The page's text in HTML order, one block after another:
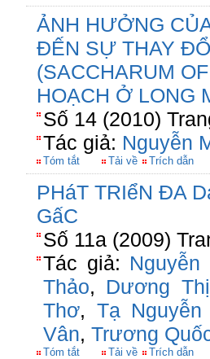
ẢNH HƯỞNG
ĐẾN SỰ THAY
(SACCHARUM
HOẠCH Ở LONG
Số 14 (2010)
Tác giả: Nguyễn
Tóm tắt Tải về Trích dẫn
PHáT TRIểN ĐA
GấC
Số 11a (2009)
Tác giả: Nguyễn
Thảo, Dương
Thơ, Tạ
Vân, Trương
Tóm tắt Tải về Trích dẫn